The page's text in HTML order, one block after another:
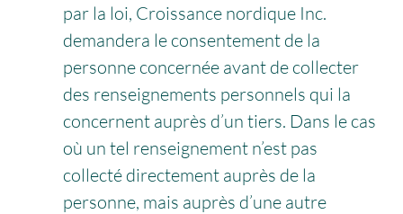
par la loi, Croissance nordique Inc.
demandera le consentement de la
personne concernée avant de collecter
des renseignements personnels qui la
concernent auprès d’un tiers. Dans le cas
où un tel renseignement n’est pas
collecté directement auprès de la
personne, mais auprès d’une autre